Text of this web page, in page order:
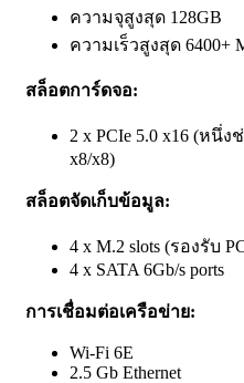
ความจุสูงสุด 128GB
ความเร็วสูงสุด 6400+
สล็อตการ์ดจอ:
2 x PCIe 5.0 x16 (หนึ่
x8/x8)
สล็อตจัดเก็บข้อมูล:
4 x M.2 slots (รองรับ
4 x SATA 6Gb/s ports
การเชื่อมต่อเครือข่าย:
Wi-Fi 6E
2.5 Gb Ethernet